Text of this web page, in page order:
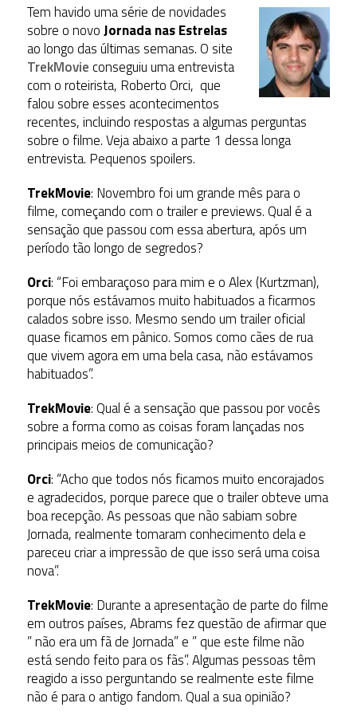
Tem havido uma série de novidades
sobre o novoJornada nas Estrelas
ao longo das últimas semanas. O site
TrekMovieconseguiu uma entrevista
com o roteirista, Roberto Orci, que
falou sobre esses acontecimentos
recentes, incluindo respostas a algumas perguntas
sobre o filme. Veja abaixo a parte 1 dessa longa
entrevista. Pequenos spoilers.
TrekMovie: Novembro foi um grande mês para o
filme, começando com o trailer e previews. Qual é a
sensação que passou com essa abertura, após um
período tão longo de segredos?
Orci: “Foi embaraçoso para mim e o Alex (Kurtzman),
porque nós estávamos muito habituados a ficarmos
calados sobre isso. Mesmo sendo um trailer oficial
quase ficamos em pânico. Somos como cães de rua
que vivem agora em uma bela casa, não estávamos
habituados”.
TrekMovie: Qual é a sensação que passou por vocês
sobre a forma como as coisas foram lançadas nos
principais meios de comunicação?
Orci: “Acho que todos nós ficamos muito encorajados
e agradecidos, porque parece que o trailer obteve uma
boa recepção. As pessoas que não sabiam sobre
Jornada, realmente tomaram conhecimento dela e
pareceu criar a impressão de que isso será uma coisa
nova”.
TrekMovie: Durante a apresentação de parte do filme
em outros países, Abrams fez questão de afirmar que
” não era um fã de Jornada” e ” que este filme não
está sendo feito para os fãs”. Algumas pessoas têm
reagido a isso perguntando se realmente este filme
não é para o antigo fandom. Qual a sua opinião?